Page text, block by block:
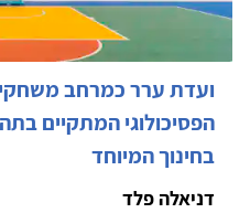
ועדת ערר כמרחב
הפסיכולוגי המתקיים
בחינוך המיוחד
דניאלה פלד